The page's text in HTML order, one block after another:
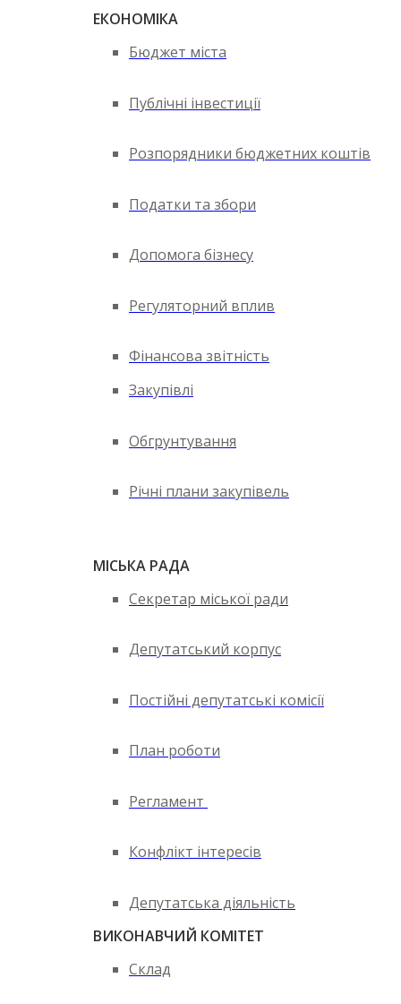
ЕКОНОМІКА
Бюджет міста
Публічні інвестиції
Розпорядники бюджетних коштів
Податки та збори
Допомога бізнесу
Регуляторний вплив
Фінансова звітність
Закупівлі
Обгрунтування
Річні плани закупівель
МІСЬКА РАДА
Секретар міської ради
Депутатський корпус
Постійні депутатські комісії
План роботи
Регламент
Конфлікт інтересів
Депутатська діяльність
ВИКОНАВЧИЙ КОМІТЕТ
Склад